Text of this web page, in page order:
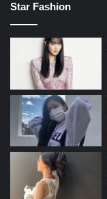
Star Fashion